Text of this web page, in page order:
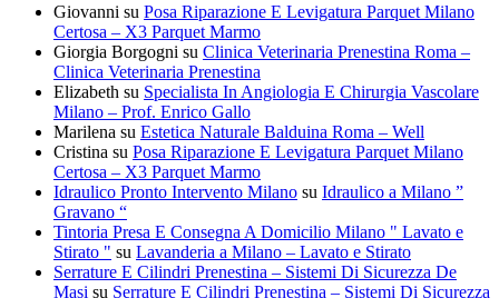
Giovanni su Posa Riparazione E Levigatura Parquet Milano
Certosa – X3 Parquet Marmo
Giorgia Borgogni su Clinica Veterinaria Prenestina Roma –
Clinica Veterinaria Prenestina
Elizabeth su Specialista In Angiologia E Chirurgia Vascolare
Milano – Prof. Enrico Gallo
Marilena su Estetica Naturale Balduina Roma – Well
Cristina su Posa Riparazione E Levigatura Parquet Milano
Certosa – X3 Parquet Marmo
Idraulico Pronto Intervento Milano su Idraulico a Milano ”
Gravano “
Tintoria Presa E Consegna A Domicilio Milano " Lavato e
Stirato " su Lavanderia a Milano – Lavato e Stirato
Serrature E Cilindri Prenestina – Sistemi Di Sicurezza De
Masi su Serrature E Cilindri Prenestina – Sistemi Di Sicurezza